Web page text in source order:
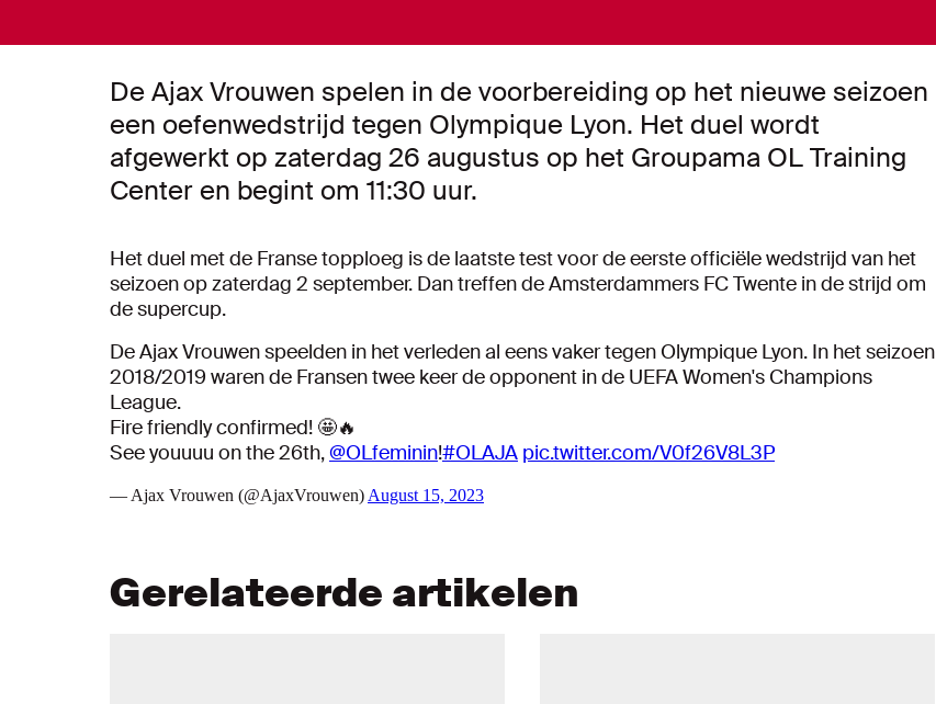
De Ajax Vrouwen spelen in de voorbereiding op het nieuwe seizoen
een oefenwedstrijd tegen Olympique Lyon. Het duel wordt
afgewerkt op zaterdag 26 augustus op het Groupama OL Training
Center en begint om 11:30 uur.
Het duel met de Franse topploeg is de laatste test voor de eerste officiële wedstrijd van het
seizoen op zaterdag 2 september. Dan treffen de Amsterdammers FC Twente in de strijd om
de supercup.
De Ajax Vrouwen speelden in het verleden al eens vaker tegen Olympique Lyon. In het seizoen
2018/2019 waren de Fransen twee keer de opponent in de UEFA Women's Champions
League.
Fire friendly confirmed! 🤩🔥
See youuuu on the 26th,@OLfeminin!#OLAJA pic.twitter.com/V0f26V8L3P
— Ajax Vrouwen (@AjaxVrouwen) August 15, 2023
Gerelateerde artikelen